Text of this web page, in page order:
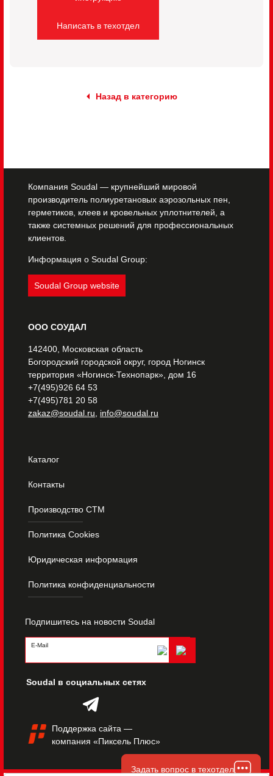
Написать в техотдел
Назад в категорию
Задать вопрос в техотдел
Компания Soudal — крупнейший мировой
производитель полиуретановых аэрозольных пен,
герметиков, клеев и кровельных уплотнителей, а
также системных решений для профессиональных
клиентов.
Информация о Soudal Group:
Soudal Group website
ООО СОУДАЛ
142400, Московская область
Богородский городской округ, город Ногинск
территория «Ногинск-Технопарк», дом 16
+7(495)926 64 53
+7(495)781 20 58
zakaz@soudal.ru, info@soudal.ru
Каталог
Контакты
Производство СТМ
Политика Cookies
Юридическая информация
Политика конфиденциальности
Подпишитесь на новости Soudal
E-Mail
Soudal в социальных сетях
Поддержка сайта —
компания «Пиксель Плюс»